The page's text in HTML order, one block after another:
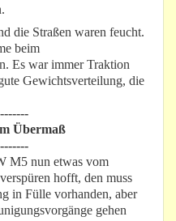
die Straßen waren feucht.
beim
Es war immer Traktion
Gewichtsverteilung, die
Übermaß
M5 nun etwas vom
hofft, den muss
in Fülle vorhanden, aber
gehen